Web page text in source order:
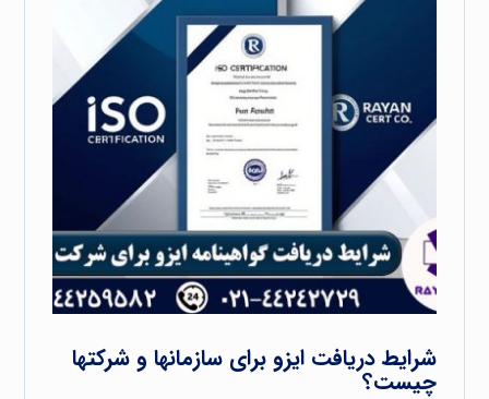
شرایط دریافت ایزو برای سازمانها و شرکتها
چیست؟